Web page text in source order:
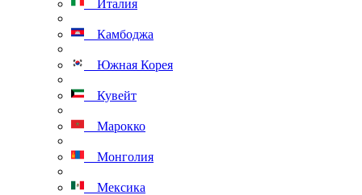
Италия
Камбоджа
Южная Корея
Кувейт
Марокко
Монголия
Мексика